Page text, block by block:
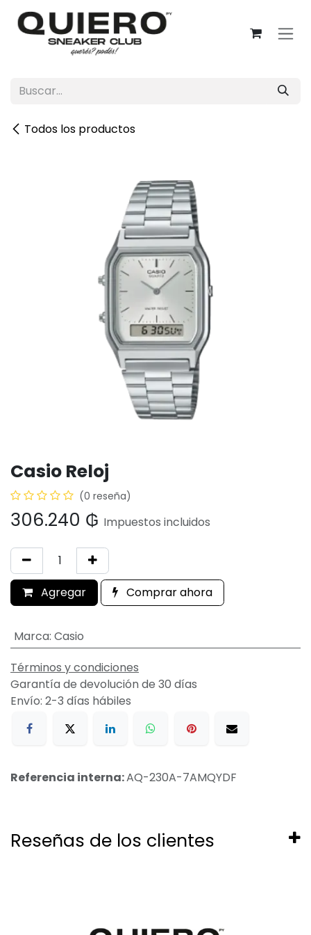
Ir al contenido
Todos los productos
Casio Reloj
(0 reseña)
306.240 ₲ Impuestos incluidos
Agregar Comprar ahora
Marca: Casio
Términos y condiciones
Garantía de devolución de 30 días
Envío: 2-3 días hábiles
Referencia interna:AQ-230A-7AMQYDF
Reseñas de los clientes